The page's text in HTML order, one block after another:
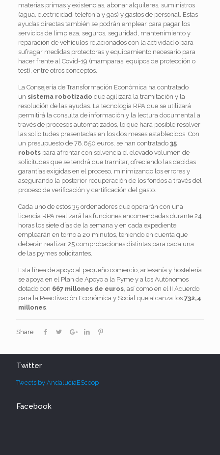
materias primas y existencias, abonar alquileres, suministros
(agua, electricidad, telefonía y gas) y gastos de personal. Estas
ayudas directas también se podrán emplear para pagar los
servicios de limpieza, seguros, seguridad, mantenimiento y
reparación de vehículos relacionados con la actividad o para
sufragar medidas protectoras y equipamiento necesario para
hacer frente al Covid-19 (mamparas, equipos de protección o
test), entre otros conceptos.
La Consejería de Transformación Económica ha contratado
un sistema robotizado que agilizará la tramitación y la
resolución de las ayudas. La tecnología RPA que se utilizará
permitirá la consulta de información y la lectura documental a
través de procesos automatizados, lo que hará posible resolver
las solicitudes presentadas en los dos meses establecidos. Con
un presupuesto de 78.650 euros, se han contratado 35
robotspara afrontar con solvencia el elevado volumen de
solicitudes que se tendrá que tramitar, ofreciendo las debidas
garantías exigidas en el proceso, minimizando los errores y
asegurando la posterior recuperación de los fondos a través del
proceso de verificación y certificación del gasto.
Cada uno de estos 35 ordenadores que operarán con una
licencia RPA realizará las funciones encomendadas durante 24
horas los siete días de la semana y en cada expediente
emplearán en torno a 20 minutos, teniendo en cuenta que
deberán realizar 25 comprobaciones distintas para cada una
de las pymes solicitantes.
Esta línea de apoyo al pequeño comercio, artesanía y hostelería
se apoya en el Plan de Apoyo a la Pyme y a los Autónomos
dotado con 667 millones de euros, así como en el II Acuerdo
para la Reactivación Económica y Social que alcanza los 732,4
millones.
Share
Twitter
Tweets by AndaluciaEScoop
Facebook